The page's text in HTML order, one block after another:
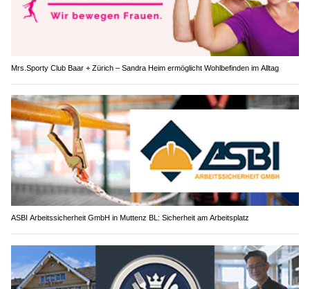
Mrs.Sporty Club Baar + Zürich – Sandra Heim ermöglicht Wohlbefinden im Alltag
ASBI Arbeitssicherheit GmbH in Muttenz BL: Sicherheit am Arbeitsplatz